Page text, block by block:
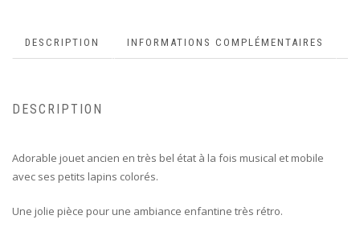
DESCRIPTION INFORMATIONS COMPLÉMENTAIRES
DESCRIPTION
Adorable jouet ancien en très bel état à la fois musical et mobile
avec ses petits lapins colorés.
Une jolie pièce pour une ambiance enfantine très rétro.